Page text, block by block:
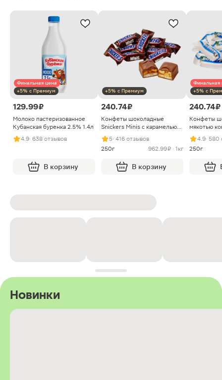
Финальная цена
+5% с Премиум
129.99 ₽
Молоко пастеризованное
Кубанская буренка 2.5% 1.4л
4.9· 638 отзывов
В корзину
+5% с Премиум
240.74 ₽
Конфеты шоколадные
Snickers Minis с карамелью
арахисом и нугой
5· 416 отзывов
250г
962.99 ₽ · 1кг
В корзину
Финальная
+5% с
240.74 ₽
Конфеты
мякотью
4.9· 580
250г
Новинки